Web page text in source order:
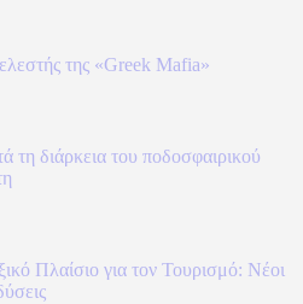
της «Greek Mafia»
διάρκεια του ποδοσφαιρικού
Πλαίσιο για τον Τουρισμό: Νέοι